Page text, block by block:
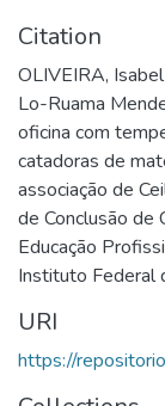
Citation
OLIVEIRA,
Lo-Ruama
oficina com
catadoras de
associação de
de Conclusão de
Educação
Instituto Federal
URI
https://